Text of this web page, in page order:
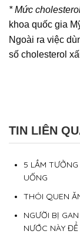
* Mức
khoa quốc gia
Ngoài ra việc
số cholesterol
TIN LIÊN
5 LẦM
UỐNG
THÓI QUEN
NGƯỜI BỊ
NƯỚC NÀY